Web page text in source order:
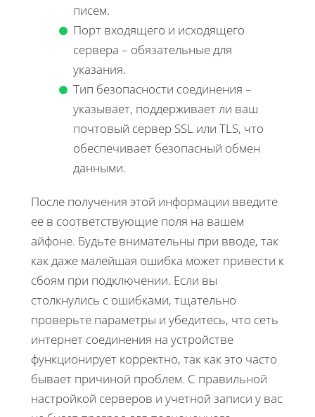
писем.
Порт входящего и исходящего
сервера – обязательные для
указания.
Тип безопасности соединения –
указывает, поддерживает ли ваш
почтовый сервер SSL или TLS, что
обеспечивает безопасный обмен
данными.
После получения этой информации введите
ее в соответствующие поля на вашем
айфоне. Будьте внимательны при вводе, так
как даже малейшая ошибка может привести к
сбоям при подключении. Если вы
столкнулись с ошибками, тщательно
проверьте параметры и убедитесь, что сеть
интернет соединения на устройстве
функционирует корректно, так как это часто
бывает причиной проблем. С правильной
настройкой серверов и учетной записи у вас